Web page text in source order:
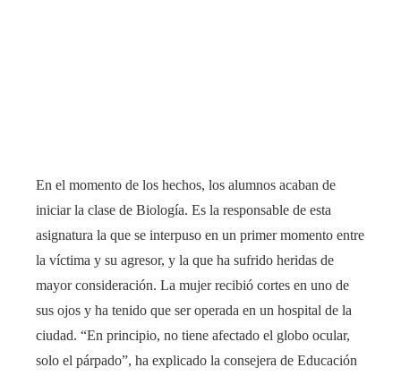
En el momento de los hechos, los alumnos acaban de
iniciar la clase de Biología. Es la responsable de esta
asignatura la que se interpuso en un primer momento entre
la víctima y su agresor, y la que ha sufrido heridas de
mayor consideración. La mujer recibió cortes en uno de
sus ojos y ha tenido que ser operada en un hospital de la
ciudad. “En principio, no tiene afectado el globo ocular,
solo el párpado”, ha explicado la consejera de Educación